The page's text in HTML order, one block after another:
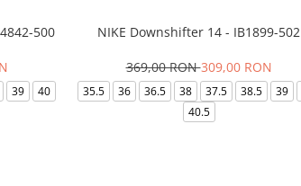
500
39 40
NIKE Downshifter 14 - IB1899-502
369,00 RON309,00 RON
35.5 36 36.5 38 37.5 38.5 39
40.5